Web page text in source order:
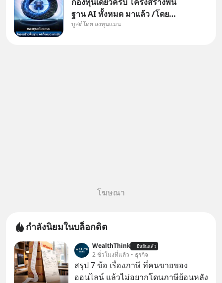
ฐาน AI ทั้งหมด มาแล้ว /โดย
ลงทุนแมน AI Supercycle คือช่วง
บูสต์โดย ลงทุนแมน
โฆษณา
กำลังนิยมในบล็อกดิต
WealthThink ยืนยันแล้ว
2 ชั่วโมงที่แล้ว • ธุรกิจ
สรุป 7 ข้อ เรื่องภาษี ที่คนขายของ
ออนไลน์ แล้วไม่อยากโดนภาษีย้อนหลัง